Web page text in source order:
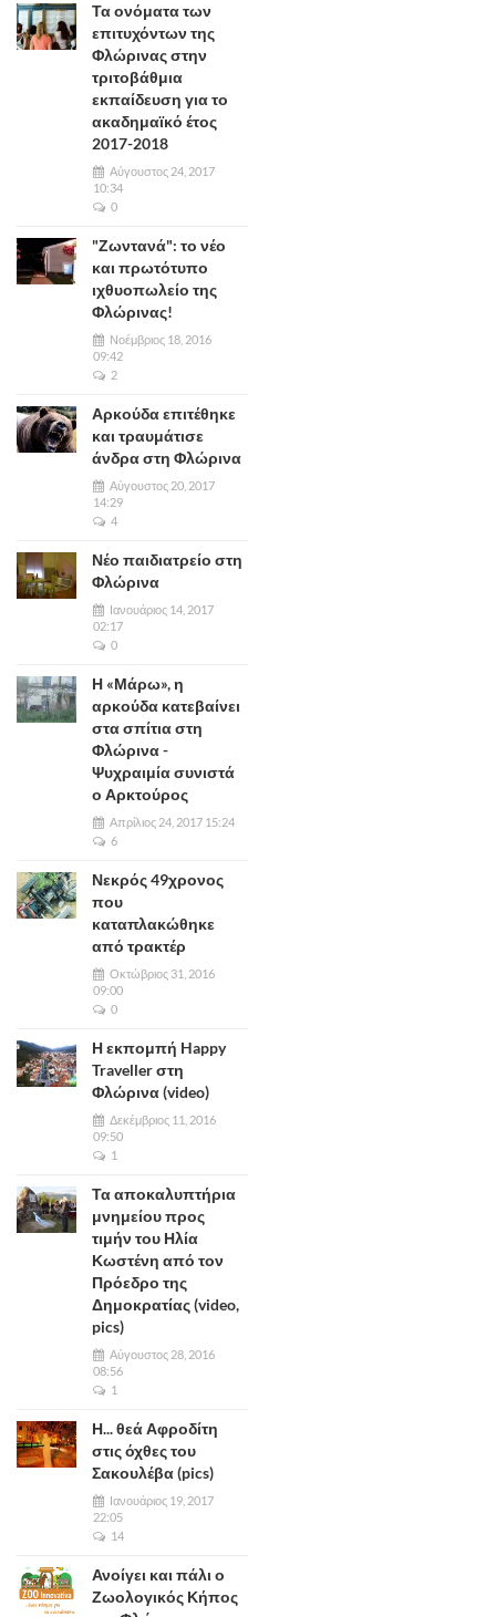
Τα ονόματα των
επιτυχόντων της
Φλώρινας στην
τριτοβάθμια
εκπαίδευση για το
ακαδημαϊκό έτος
2017-2018
Αύγουστος 24, 2017
10:34
0
"Ζωντανά": το νέο
και πρωτότυπο
ιχθυοπωλείο της
Φλώρινας!
Νοέμβριος 18, 2016
09:42
2
Αρκούδα επιτέθηκε
και τραυμάτισε
άνδρα στη Φλώρινα
Αύγουστος 20, 2017
14:29
4
Νέο παιδιατρείο στη
Φλώρινα
Ιανουάριος 14, 2017
02:17
0
Η «Μάρω», η
αρκούδα κατεβαίνει
στα σπίτια στη
Φλώρινα -
Ψυχραιμία συνιστά
ο Αρκτούρος
Απρίλιος 24, 2017 15:24
6
Νεκρός 49χρονος
που
καταπλακώθηκε
από τρακτέρ
Οκτώβριος 31, 2016
09:00
0
Η εκπομπή Happy
Traveller στη
Φλώρινα (video)
Δεκέμβριος 11, 2016
09:50
1
Τα αποκαλυπτήρια
μνημείου προς
τιμήν του Ηλία
Κωστένη από τον
Πρόεδρο της
Δημοκρατίας (video,
pics)
Αύγουστος 28, 2016
08:56
1
Η... θεά Αφροδίτη
στις όχθες του
Σακουλέβα (pics)
Ιανουάριος 19, 2017
22:05
14
Ανοίγει και πάλι ο
Ζωολογικός Κήπος